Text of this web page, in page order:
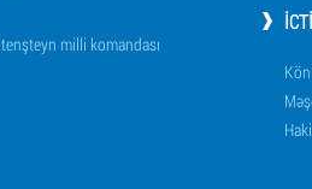
milli komandası